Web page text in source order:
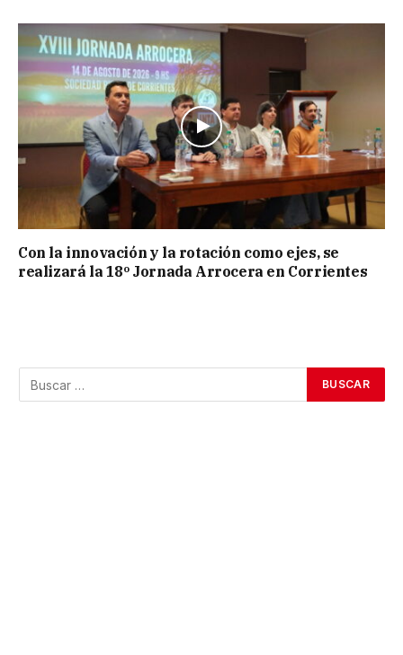
Con la innovación y la rotación como ejes, se
realizará la 18º Jornada Arrocera en Corrientes